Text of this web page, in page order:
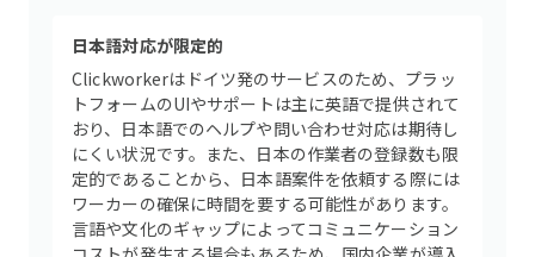
日本語対応が限定的
Clickworkerはドイツ発のサービスのため、プラッ
トフォームのUIやサポートは主に英語で提供されて
おり、日本語でのヘルプや問い合わせ対応は期待し
にくい状況です。また、日本の作業者の登録数も限
定的であることから、日本語案件を依頼する際には
ワーカーの確保に時間を要する可能性があります。
言語や文化のギャップによってコミュニケーション